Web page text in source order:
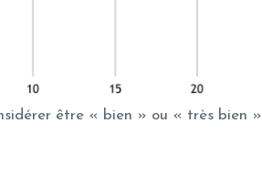
être « bien » ou « très bien »